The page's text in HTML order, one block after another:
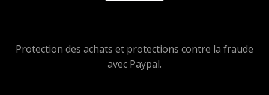
Protection des achats et protections contre la fraude
avec Paypal.